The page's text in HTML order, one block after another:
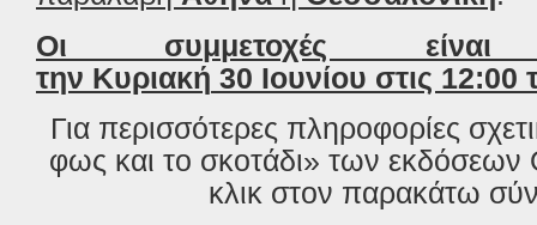
Οι συμμετοχές
την Κυριακή 30 Ιουνίου στις 12:00
Για περισσότερες πληροφορίες
φως και το σκοτάδι» των εκδόσεων
κλικ στον παρακάτω